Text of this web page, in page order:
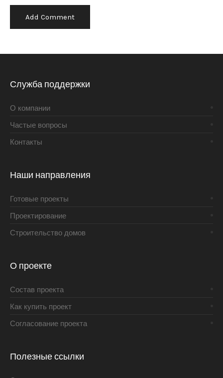
Служба поддержки
О компании
Частые вопросы
Контакты
Наши направления
Готовые проекты
Проектирование
Строительство домов
О проекте
Состав проекта
Как купить проект
Согласование проекта
Полезные ссылки